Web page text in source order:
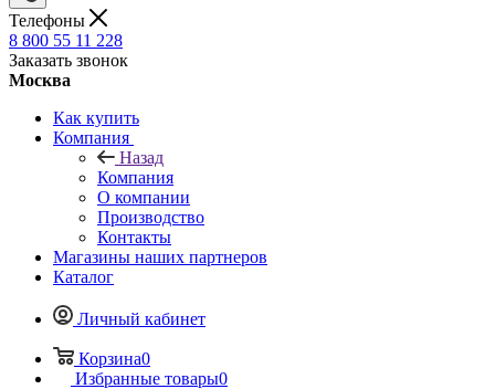
Телефоны
8 800 55 11 228
Заказать звонок
Москва
Как купить
Компания
Назад
Компания
О компании
Производство
Контакты
Магазины наших партнеров
Каталог
Личный кабинет
Корзина0
Избранные товары0